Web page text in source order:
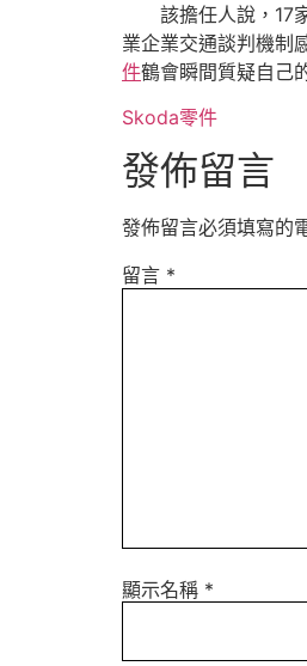
該擔任人說，17
業企業交通談判機制
件鶴會瞬間質疑自己
Skoda零件
發佈留言
發佈留言必須填寫的
留言 *
顯示名稱 *